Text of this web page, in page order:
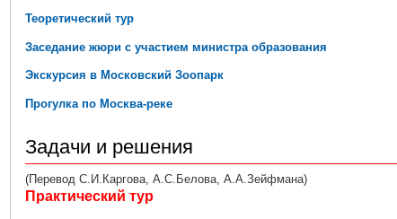
Теоретический тур
Заседание жюри с участием министра образования
Экскурсия в Московский Зоопарк
Прогулка по Москва-реке
Задачи и решения
(Перевод С.И.Каргова, А.С.Белова, А.А.Зейфмана)
Практический тур